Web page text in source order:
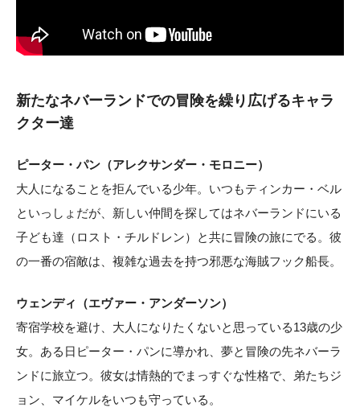
新たなネバーランドでの冒険を繰り広げるキャラ
クター達
ピーター・パン（アレクサンダー・モロニー）
大人になることを拒んでいる少年。いつもティンカー・ベル
といっしょだが、新しい仲間を探してはネバーランドにいる
子ども達（ロスト・チルドレン）と共に冒険の旅にでる。彼
の一番の宿敵は、複雑な過去を持つ邪悪な海賊フック船長。
ウェンディ（エヴァー・アンダーソン）
寄宿学校を避け、大人になりたくないと思っている13歳の少
女。ある日ピーター・パンに導かれ、夢と冒険の先ネバーラ
ンドに旅立つ。彼女は情熱的でまっすぐな性格で、弟たちジ
ョン、マイケルをいつも守っている。